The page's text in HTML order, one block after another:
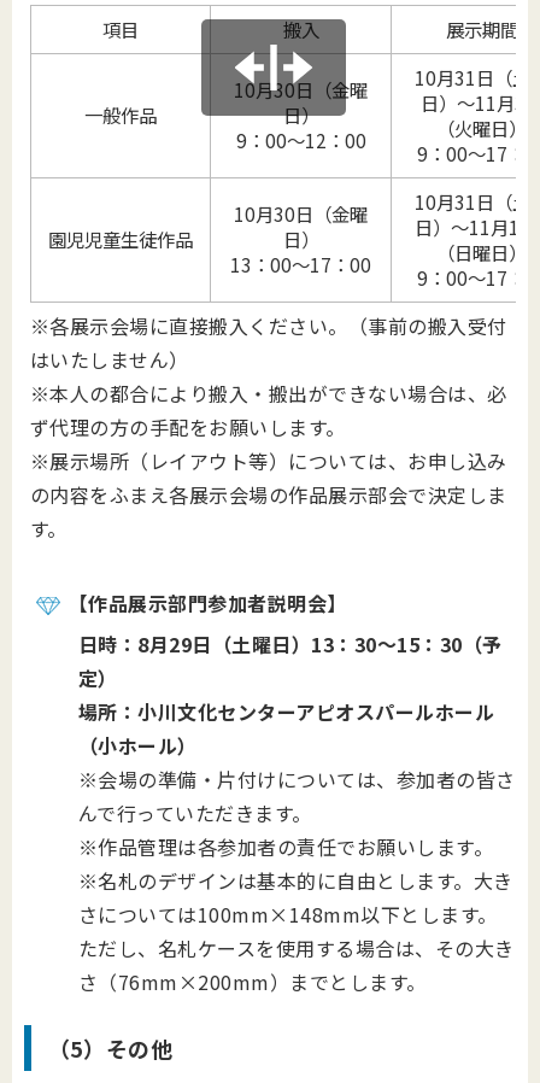
項目 搬入 展示期間
一般作品
10月30日（金曜
日）
9：00～12：00
10月31日（土
日）～11月3
（火曜日）
9：00～17：
園児児童生徒作品
10月30日（金曜
日）
13：00～17：00
10月31日（土
日）～11月15
（日曜日）
9：00～17：
※各展示会場に直接搬入ください。（事前の搬入受付
はいたしません）
※本人の都合により搬入・搬出ができない場合は、必
ず代理の方の手配をお願いします。
※展示場所（レイアウト等）については、お申し込み
の内容をふまえ各展示会場の作品展示部会で決定しま
す。
【作品展示部門参加者説明会】
日時：8月29日（土曜日）13：30～15：30（予
定）
場所：小川文化センターアピオスパールホール
（小ホール）
※会場の準備・片付けについては、参加者の皆さ
んで行っていただきます。
※作品管理は各参加者の責任でお願いします。
※名札のデザインは基本的に自由とします。大き
さについては100mm×148mm以下とします。
ただし、名札ケースを使用する場合は、その大き
さ（76mm×200mm）までとします。
（5）その他